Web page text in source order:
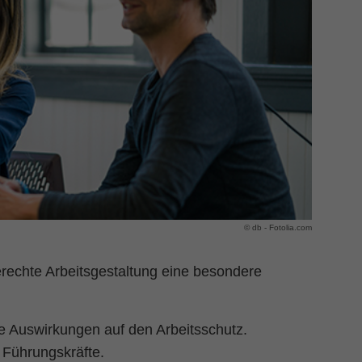
© db - Fotolia.com
Arbeitsgestaltung eine besondere
Auswirkungen auf den Arbeitsschutz.